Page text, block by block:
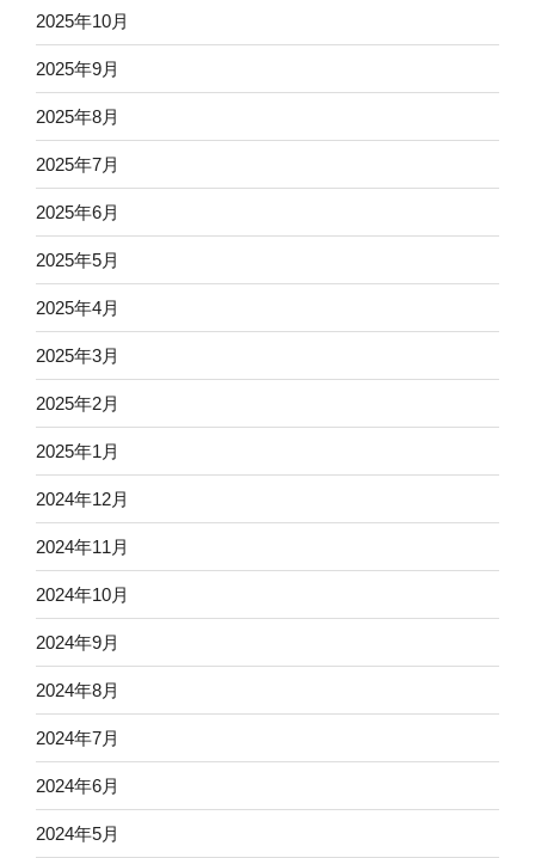
2025年10月
2025年9月
2025年8月
2025年7月
2025年6月
2025年5月
2025年4月
2025年3月
2025年2月
2025年1月
2024年12月
2024年11月
2024年10月
2024年9月
2024年8月
2024年7月
2024年6月
2024年5月